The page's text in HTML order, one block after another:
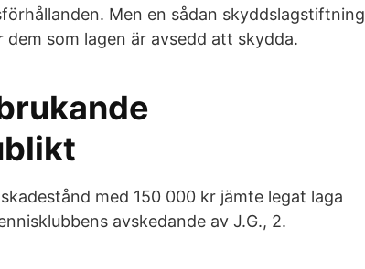
Men en sådan skyddslagstiftning
som lagen är avsedd att skydda.
med 150 000 kr jämte legat laga
avskedande av J.G., 2.